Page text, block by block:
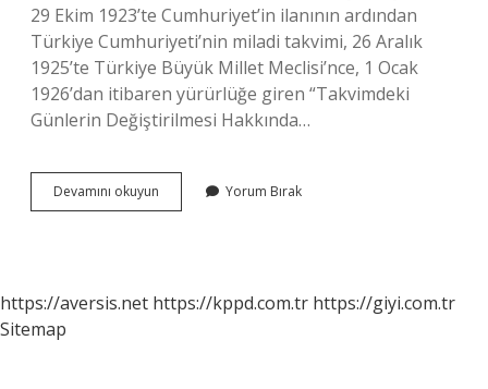
29 Ekim 1923’te Cumhuriyet’in ilanının ardından
Türkiye Cumhuriyeti’nin miladi takvimi, 26 Aralık
1925’te Türkiye Büyük Millet Meclisi’nce, 1 Ocak
1926’dan itibaren yürürlüğe giren “Takvimdeki
Günlerin Değiştirilmesi Hakkında…
Devamını okuyun
Takvimi
Yorum Bırak
https://aversis.net https://kppd.com.tr https://giyi.com.tr
Sitemap